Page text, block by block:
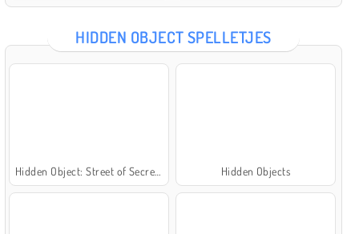
HIDDEN OBJECT SPELLETJES
Hidden Objects